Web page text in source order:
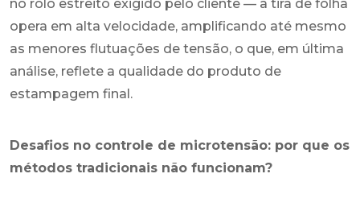
no rolo estreito exigido pelo cliente — a tira de folha
opera em alta velocidade, amplificando até mesmo
as menores flutuações de tensão, o que, em última
análise, reflete a qualidade do produto de
estampagem final.
Desafios no controle de microtensão: por que os
métodos tradicionais não funcionam?